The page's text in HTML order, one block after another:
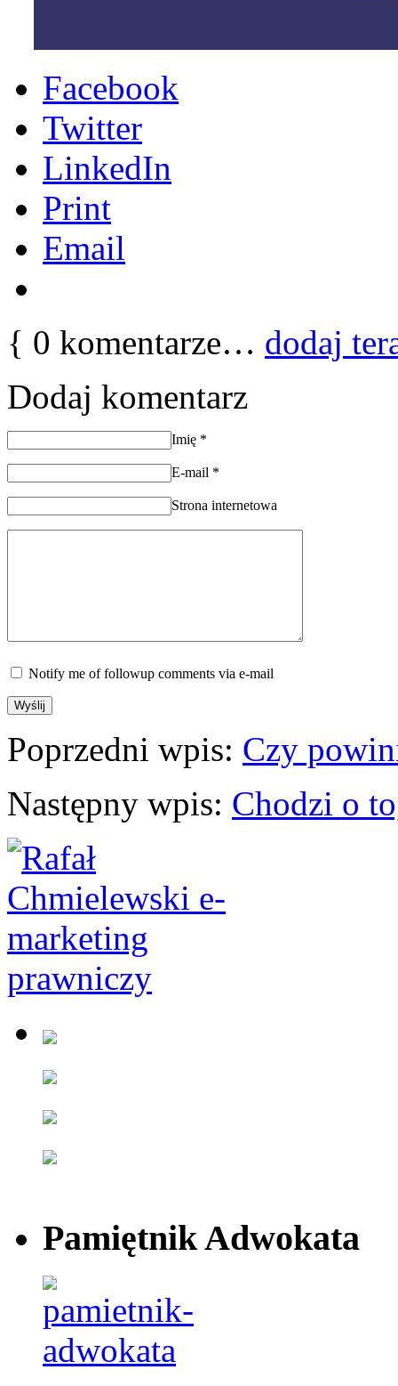
Facebook
Twitter
LinkedIn
Print
Email
{ 0 komentarze… dodaj
Dodaj komentarz
Imię *
E-mail *
Strona internetowa
Notify me of followup comments via e-mail
Poprzedni wpis: Czy
Następny wpis: Chodzi o
Pamiętnik Adwokata